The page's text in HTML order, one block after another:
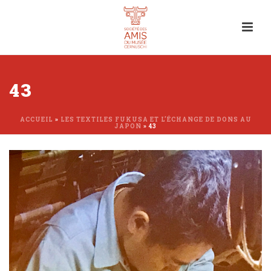
43
ACCUEIL » LES TEXTILES FUKUSA ET L’ÉCHANGE DE DONS AU
JAPON »43